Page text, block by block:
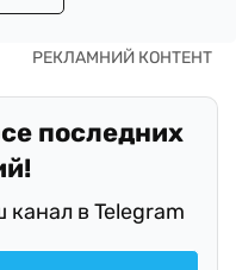
последних
в Telegram